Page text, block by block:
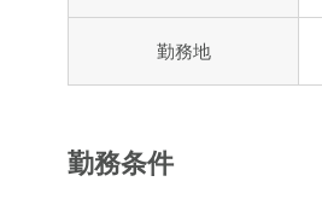
勤務地
勤務条件